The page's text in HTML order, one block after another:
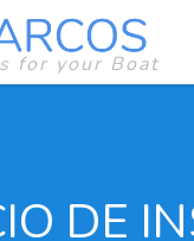
for your Boat
DE